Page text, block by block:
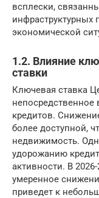
всплески,
инфраструктурных
экономической
1.2. Влияние
ставки
Ключевая ставка
непосредственное
кредитов.
более доступной,
недвижимость.
удорожанию
активности. В 2026-
умеренное
приведет к